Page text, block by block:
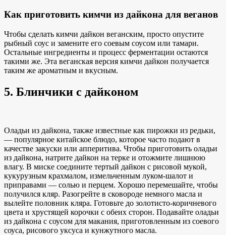
Как приготовить кимчи из дайкона для веганов
Чтобы сделать кимчи дайкон веганским, просто опустите
рыбный соус и замените его соевым соусом или тамари.
Остальные ингредиенты и процесс ферментации остаются
такими же. Эта веганская версия кимчи дайкон получается
таким же ароматным и вкусным.
5. Блинчики с дайконом
Оладьи из дайкона, также известные как пирожки из редьки,
— популярное китайское блюдо, которое часто подают в
качестве закуски или апперитива. Чтобы приготовить оладьи
из дайкона, натрите дайкон на терке и отожмите лишнюю
влагу. В миске соедините тертый дайкон с рисовой мукой,
кукурузным крахмалом, измельченным луком-шалот и
приправами — солью и перцем. Хорошо перемешайте, чтобы
получился кляр. Разогрейте в сковороде немного масла и
вылейте половник кляра. Готовьте до золотисто-коричневого
цвета и хрустящей корочки с обеих сторон. Подавайте оладьи
из дайкона с соусом для макания, приготовленным из соевого
соуса, рисового уксуса и кунжутного масла.